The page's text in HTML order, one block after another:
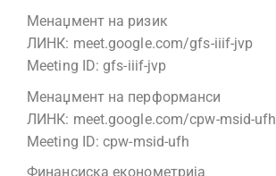
Менаџмент на ризик
ЛИНК: meet.google.com/gfs-iiif-jvp
Meeting ID: gfs-iiif-jvp
Менаџмент на перформанси
ЛИНК: meet.google.com/cpw-msid-ufh
Meeting ID: cpw-msid-ufh
Финансиска економетрија